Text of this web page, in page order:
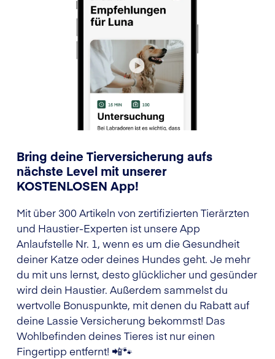
Bring deine Tierversicherung aufs
nächste Level mit unserer
KOSTENLOSEN App!
Mit über 300 Artikeln von zertifizierten Tierärzten
und Haustier-Experten ist unsere App
Anlaufstelle Nr. 1, wenn es um die Gesundheit
deiner Katze oder deines Hundes geht. Je mehr
du mit uns lernst, desto glücklicher und gesünder
wird dein Haustier. Außerdem sammelst du
wertvolle Bonuspunkte, mit denen du Rabatt auf
deine Lassie Versicherung bekommst! Das
Wohlbefinden deines Tieres ist nur einen
Fingertipp entfernt! 📲🐾